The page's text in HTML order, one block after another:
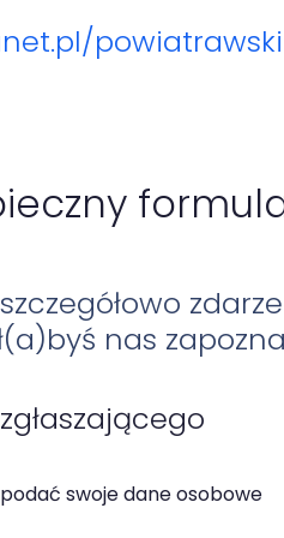
/powiatrawski
nas
swoje dane osobowe